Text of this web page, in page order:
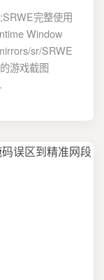
完整使用
Window
sr/SRWE
游戏截图